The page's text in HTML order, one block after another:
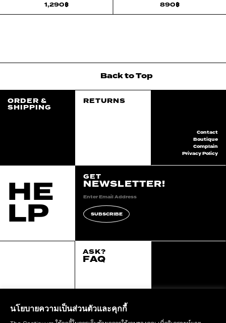
1,290฿
890฿
ORDER &
SHIPPING
HE
LP
BacktoTop
RETURNS
GET
NEWSLETTER!
SUBSCRIBE
right reserved.::*
Contact
Boutique
Complain
Privacy Policy
ASK?
FAQ
นโยบายความเป็นส่วนตัวและคุกกี้